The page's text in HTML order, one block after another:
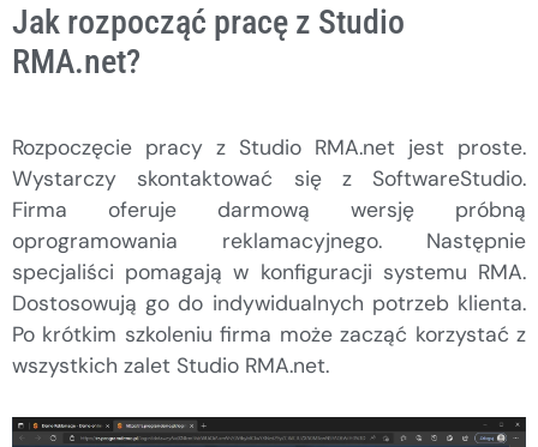
Jak rozpocząć pracę z Studio
RMA.net?
Rozpoczęcie pracy z Studio RMA.net jest proste.
Wystarczy skontaktować się z SoftwareStudio.
Firma oferuje darmową wersję próbną
oprogramowania reklamacyjnego. Następnie
specjaliści pomagają w konfiguracji systemu RMA.
Dostosowują go do indywidualnych potrzeb klienta.
Po krótkim szkoleniu firma może zacząć korzystać z
wszystkich zalet Studio RMA.net.